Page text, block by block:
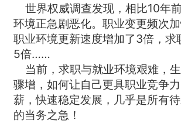
世界权威调查发现，相比10年
环境正急剧恶化。职业变更频次加
职业环境更新速度增加了3倍，求
5倍……
当前，求职与就业环境艰难，
骤增，如何让自己更具职业竞争
薪，快速稳定发展，几乎是所有
的当务之急！